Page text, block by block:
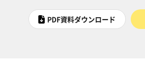
PDF資料ダウンロード